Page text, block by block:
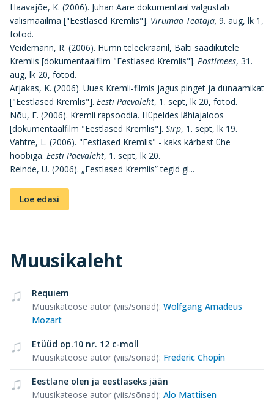
Haavajõe, K. (2006). Juhan Aare dokumentaal valgustab
välismaailma ["Eestlased Kremlis"]. Virumaa Teataja, 9. aug, lk 1,
fotod.
Veidemann, R. (2006). Hümn teleekraanil, Balti saadikutele
Kremlis [dokumentaalfilm "Eestlased Kremlis"]. Postimees, 31.
aug, lk 20, fotod.
Arjakas, K. (2006). Uues Kremli-filmis jagus pinget ja dünaamikat
["Eestlased Kremlis"]. Eesti Päevaleht, 1. sept, lk 20, fotod.
Nõu, E. (2006). Kremli rapsoodia. Hüpeldes lähiajaloos
[dokumentaalfilm "Eestlased Kremlis"]. Sirp, 1. sept, lk 19.
Vahtre, L. (2006). "Eestlased Kremlis" - kaks kärbest ühe
hoobiga. Eesti Päevaleht, 1. sept, lk 20.
Reinde, U. (2006). „Eestlased Kremlis” tegid gl...
Loe edasi
Muusikaleht
Requiem
Muusikateose autor (viis/sõnad): Wolfgang Amadeus
Mozart
Etüüd op.10 nr. 12 c-moll
Muusikateose autor (viis/sõnad): Frederic Chopin
Eestlane olen ja eestlaseks jään
Muusikateose autor (viis/sõnad): Alo Mattiisen